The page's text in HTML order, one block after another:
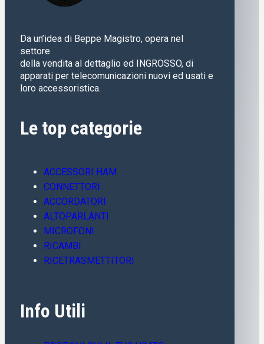
Da un’idea di Beppe Magistro, opera nel
settore
della vendita al dettaglio ed INGROSSO, di
apparati per telecomunicazioni nuovi ed usati e
loro accessoristica.
Le top categorie
ACCESSORI HAM
CONNETTORI
ACCORDATORI
ALTOPARLANTI
MICROFONI
RICAMBI
RICETRASMETTITORI
Info Utili